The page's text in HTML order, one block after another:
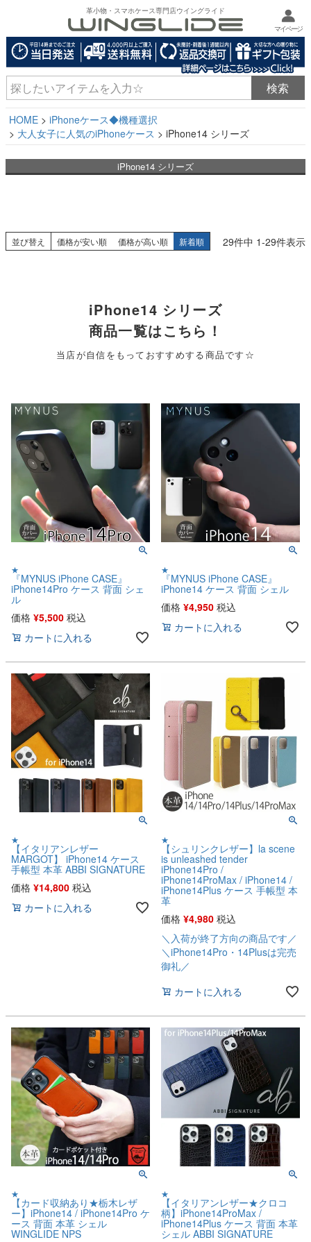
革小物・スマホケース専門店ウイングライド
マイページ
HOME
iPhoneケース◆機種選択
大人女子に人気のiPhoneケース
iPhone14 シリーズ
iPhone14 シリーズ
並び替え 価格が安い順 価格が高い順 新着順 29件中 1-29件表示
iPhone14 シリーズ
商品一覧はこちら！
当店が自信をもっておすすめする商品です☆
★
『MYNUS iPhone CASE』
iPhone14Pro ケース 背面 シェ
ル
価格 ¥5,500 税込
カートに入れる
★
『MYNUS iPhone CASE』
iPhone14 ケース 背面 シェル
価格 ¥4,950 税込
カートに入れる
★
【イタリアンレザー
MARGOT】 iPhone14 ケース
手帳型 本革 ABBI SIGNATURE
価格 ¥14,800 税込
カートに入れる
★
【シュリンクレザー】la scene
is unleashed tender
iPhone14Pro /
iPhone14ProMax / iPhone14 /
iPhone14Plus ケース 手帳型 本
革
価格 ¥4,980 税込
＼入荷が終了方向の商品です／
＼iPhone14Pro・14Plusは完売
御礼／
カートに入れる
★
【カード収納あり★栃木レザ
ー】iPhone14 / iPhone14Pro ケ
ース 背面 本革 シェル
WINGLIDE NPS
★
【イタリアンレザー★クロコ
柄】iPhone14ProMax /
iPhone14Plus ケース 背面 本革
シェル ABBI SIGNATURE